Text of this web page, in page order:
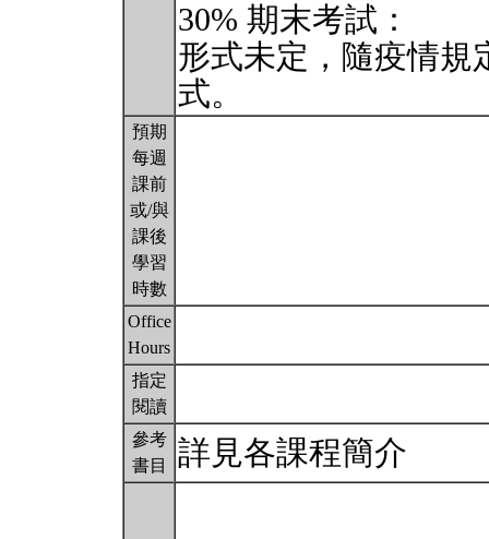
30% 期末考試：
形式未定，隨疫情規
式。
預期
每週
課前
或/與
課後
學習
時數
Office
Hours
指定
閱讀
參考
書目
詳見各課程簡介